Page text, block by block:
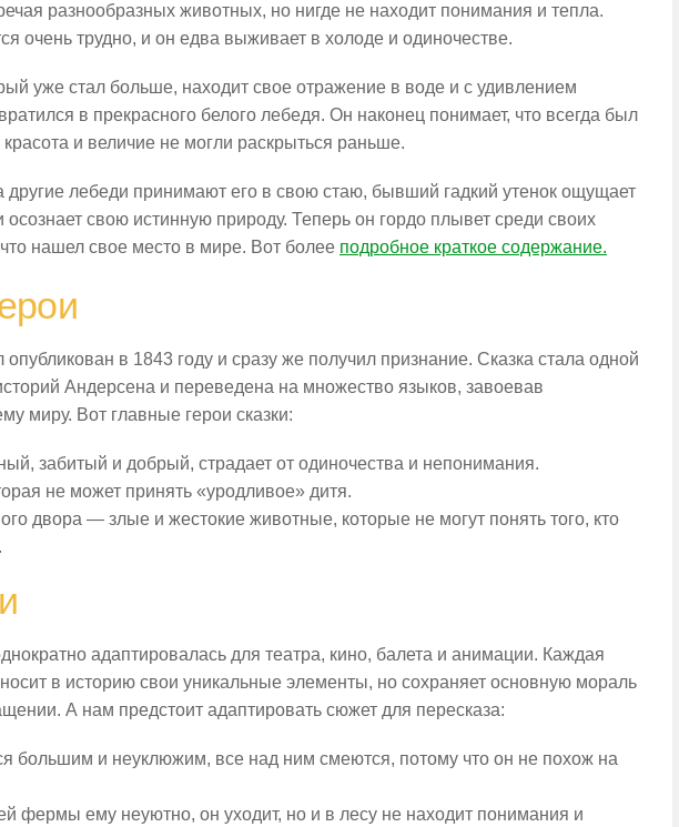
разнообразных животных, но нигде не находит понимания и тепла.
очень трудно, и он едва выживает в холоде и одиночестве.
уже стал больше, находит свое отражение в воде и с удивлением
в прекрасного белого лебедя. Он наконец понимает, что всегда был
и величие не могли раскрыться раньше.
другие лебеди принимают его в свою стаю, бывший гадкий утенок ощущает
осознает свою истинную природу. Теперь он гордо плывет среди своих
нашел свое место в мире. Вот более подробное краткое содержание.
опубликован в 1843 году и сразу же получил признание. Сказка стала одной
Андерсена и переведена на множество языков, завоевав
миру. Вот главные герои сказки:
забитый и добрый, страдает от одиночества и непонимания.
не может принять «уродливое» дитя.
двора — злые и жестокие животные, которые не могут понять того, кто
адаптировалась для театра, кино, балета и анимации. Каждая
в историю свои уникальные элементы, но сохраняет основную мораль
А нам предстоит адаптировать сюжет для пересказа:
большим и неуклюжим, все над ним смеются, потому что он не похож на
фермы ему неуютно, он уходит, но и в лесу не находит понимания и